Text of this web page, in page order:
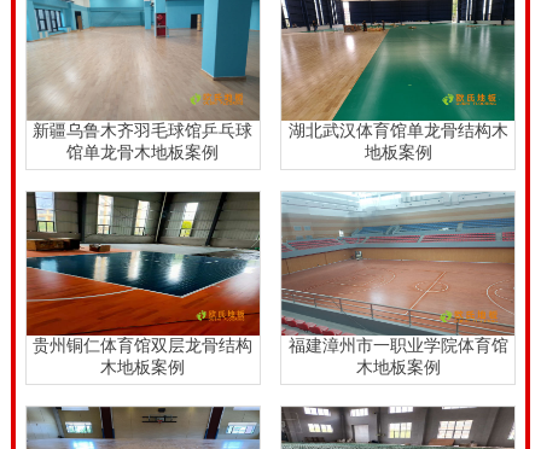
新疆乌鲁木齐羽毛球馆乒乓球
馆单龙骨木地板案例
湖北武汉体育馆单龙骨结构木
地板案例
贵州铜仁体育馆双层龙骨结构
木地板案例
福建漳州市一职业学院体育馆
木地板案例